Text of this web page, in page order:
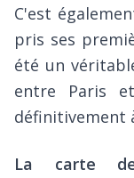
C'est
pris ses
été un
entre Paris
définitivement
La carte